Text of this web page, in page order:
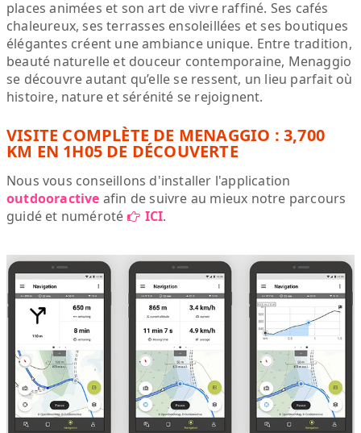
places animées et son art de vivre raffiné. Ses cafés
chaleureux, ses terrasses ensoleillées et ses boutiques
élégantes créent une ambiance unique. Entre tradition,
beauté naturelle et douceur contemporaine, Menaggio
se découvre autant qu’elle se ressent, un lieu parfait où
histoire, nature et sérénité se rejoignent.
VISITE COMPLÈTE DE MENAGGIO : 3,700
KM EN 1H05 DE DÉCOUVERTE
Nous vous conseillons d'installer l'application
outdooractive afin de suivre au mieux notre parcours
guidé et numéroté
ICI.